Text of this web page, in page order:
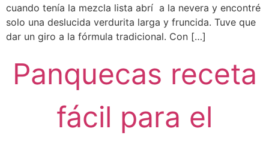
cuando tenía la mezcla lista abrí a la nevera y encontré
solo una deslucida verdurita larga y fruncida. Tuve que
dar un giro a la fórmula tradicional. Con […]
Panquecas receta
fácil para el